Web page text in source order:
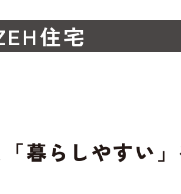
住宅
「暮らしやすい